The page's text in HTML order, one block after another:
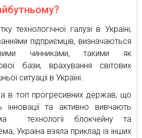
технологічної галузі в Україні,
підприємців, визначаються
чинниками, такими як
бази, врахування світових
ситуації в Україні.
в топ прогресивних держав, що
інновації та активно вивчають
технології блокчейну та
Україна взяла приклад із інших